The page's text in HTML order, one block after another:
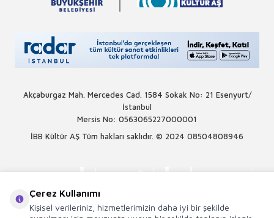
Akçaburgaz Mah. Mercedes Cad. 1584 Sokak No: 21 Esenyurt/
İstanbul
Mersis No: 0563065227000001
İBB Kültür AŞ Tüm hakları saklıdır. © 2024 08504808946
Çerez Kullanımı
Kişisel verileriniz, hizmetlerimizin daha iyi bir şekilde